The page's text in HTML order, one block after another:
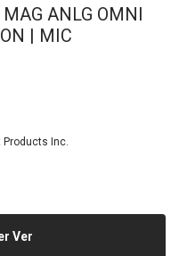
ANLG OMNI
| MIC
Products Inc.
Ver